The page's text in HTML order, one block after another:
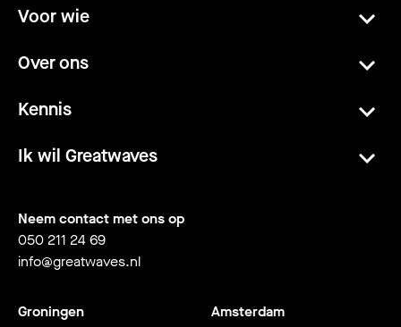
Voor wie
Over ons
Kennis
Ik wil Greatwaves
Neem contact met ons op
050 211 24 69
info@greatwaves.nl
Groningen
Amsterdam